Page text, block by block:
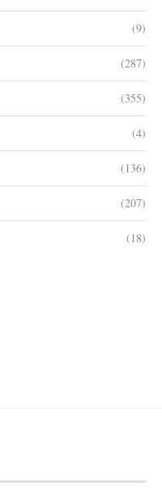
(9)
(287)
(355)
(4)
(136)
(207)
(18)